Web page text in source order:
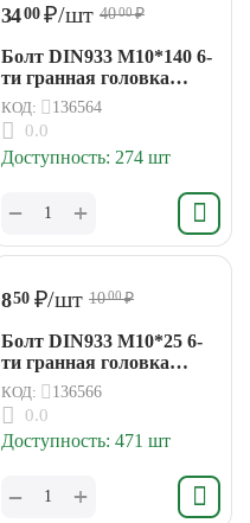
3400 ₽/шт 4000₽
Болт DIN933 М10*140 6-
ти гранная головка
(15кг/187шт)
КОД: 136564
0.0
Доступность: 274 шт
+
−
850 ₽/шт 1000₽
Болт DIN933 М10*25 6-
ти гранная головка
(15кг/641шт)
КОД: 136566
0.0
Доступность: 471 шт
+
−